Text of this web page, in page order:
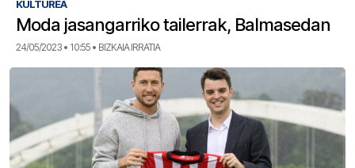
KULTUREA
Moda jasangarriko tailerrak, Balmasedan
24/05/2023 • 10:55 • BIZKAIA IRRATIA